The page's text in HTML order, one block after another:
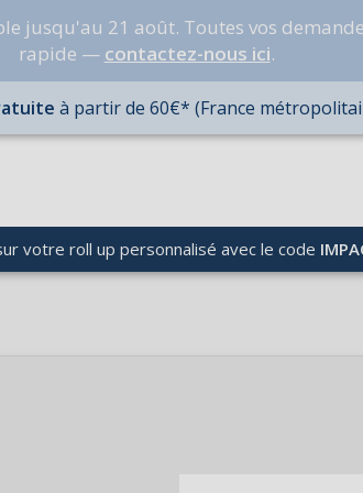
jusqu'au 21 août. Toutes vos
rapide — contactez-nous ici.
à partir de 60€* (France
votre roll up personnalisé avec le code